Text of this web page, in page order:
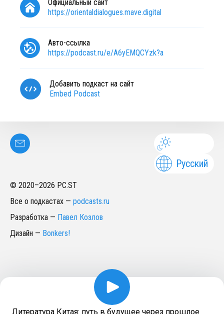
Официальный сайт
https://orientaldialogues.mave.digital
Авто-ссылка
https://podcast.ru/e/A6yEMQCYzk?a
Добавить подкаст на сайт
Embed Podcast
Русский
© 2020–2026 PC.ST
Все о подкастах — podcasts.ru
Разработка — Павел Козлов
Дизайн — Bonkers!
Литература Китая: путь в будущее через прошлое